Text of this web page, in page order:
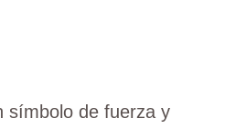
símbolo de fuerza y